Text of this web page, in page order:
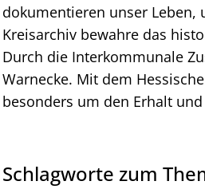
dokumentieren unser Leben,
Kreisarchiv bewahre das
Durch die Interkommunale
Warnecke. Mit dem
besonders um den Erhalt
Schlagworte zum